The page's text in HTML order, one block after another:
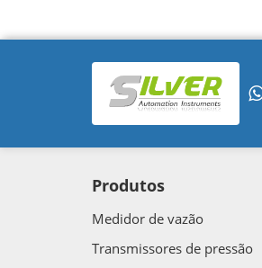
Produtos
Medidor de vazão
Transmissores de pressão